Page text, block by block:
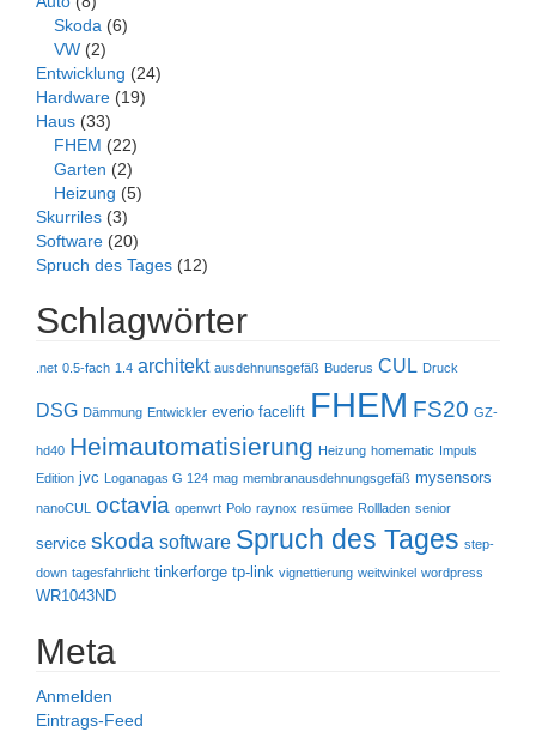
Skoda (6)
VW (2)
Entwicklung (24)
Hardware (19)
Haus (33)
FHEM (22)
Garten (2)
Heizung (5)
Skurriles (3)
Software (20)
Spruch des Tages (12)
Schlagwörter
.net 0.5-fach 1.4 architekt ausdehnunsgefäß Buderus CUL Druck
DSG Dämmung Entwickler everio facelift FHEM FS20 GZ-
hd40 Heimautomatisierung Heizung homematic
Impuls
Edition jvc Loganagas G 124 mag membranausdehnungsgefäß mysensors
nanoCUL octavia openwrt Polo raynox resümee Rollladen senior
service skoda software Spruch des Tages step-
down tagesfahrlicht tinkerforge tp-link vignettierung weitwinkel wordpress
WR1043ND
Meta
Anmelden
Eintrags-Feed